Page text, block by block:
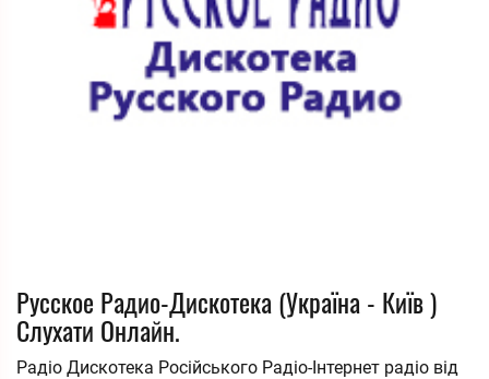
Русское Радио-Дискотека (Україна - Київ )
Слухати Онлайн.
Радіо Дискотека Російського Радіо-Інтернет радіо від